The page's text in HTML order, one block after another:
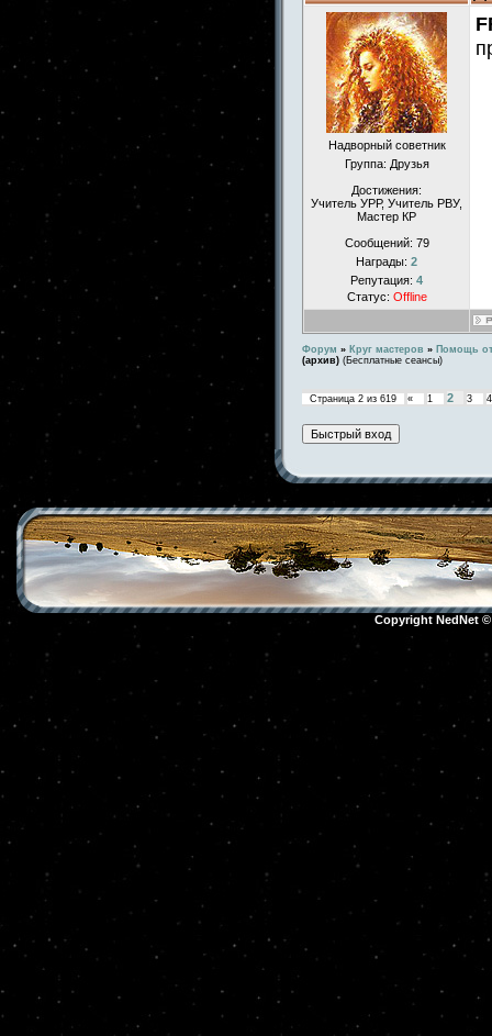
Надворный советник
Группа: Друзья
Достижения:
Учитель УРР, Учитель РВУ,
Мастер КР
Сообщений: 79
Награды: 2
Репутация: 4
Статус: Offline
Форум » Круг мастеров » Помощь
(архив) (Бесплатные сеансы)
Страница 2 из 619 « 1 2 3 4
Copyright NedNet